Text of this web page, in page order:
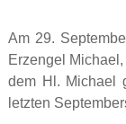
Am 29.
Erzengel
dem Hl. Michael
letzten